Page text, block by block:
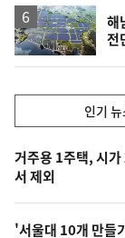
해
전
기,
최
신,
오
인기
기
뉴
스
거주용 1주택, 시
서 제외
'서울대 10개 만들